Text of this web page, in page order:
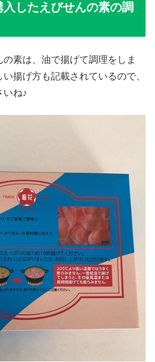
したえびせんの素の調
素は、油で揚げて調理をしま
揚げ方も記載されているので、
いね♪